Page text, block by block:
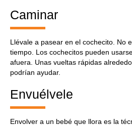
Caminar
Llévale a pasear en el cochecito. No
tiempo. Los cochecitos pueden
afuera. Unas vueltas rápidas
podrían ayudar.
Envuélvele
Envolver a un bebé que llora es la